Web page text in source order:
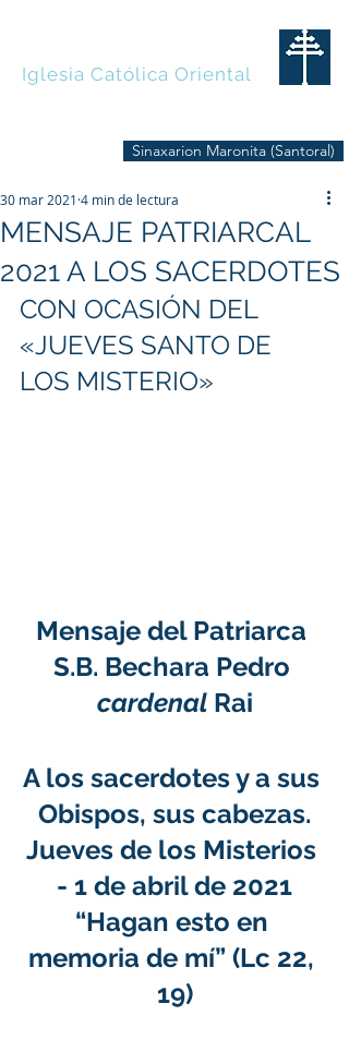
Iglesia Católica Oriental
Sinaxarion Maronita (Santoral)
MENSAJE PATRIARCAL
2021 A LOS SACERDOTES
30 mar 2021 4 min de lectura
CON OCASIÓN DEL
«JUEVES SANTO DE
LOS MISTERIO»
Mensaje del Patriarca
S.B. Bechara Pedro
cardenal Rai
A los sacerdotes y a sus
Obispos, sus cabezas.
Jueves de los Misterios
- 1 de abril de 2021
“Hagan esto en
memoria de mí” (Lc 22,
19)